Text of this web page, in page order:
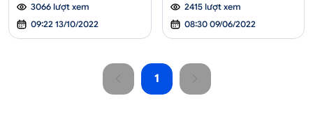
tế. Đồng thời, hệ thống
truyền động Ultium của
Honda Prologue được cung
3066 lượt xem
09:22 13/10/2022
2415 lượt xem
08:30 09/06/2022
1